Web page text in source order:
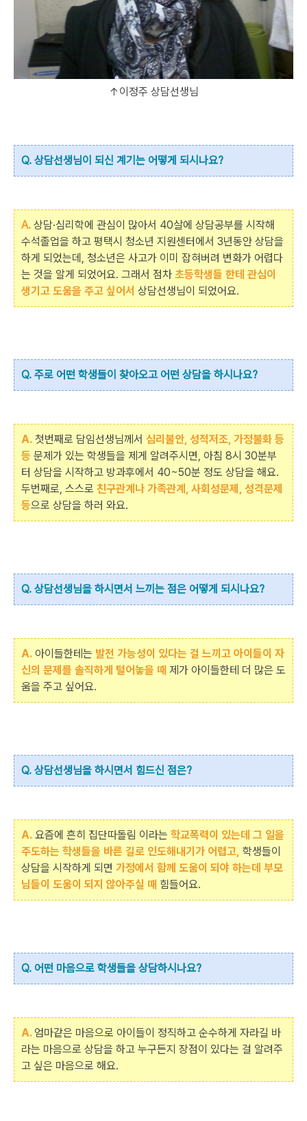
↑이정주 상담선생님
Q. 상담선생님이 되신 계기는 어떻게 되시나요?
A. 상담·심리학에 관심이 많아서 40살에 상담공부를 시작해
수석졸업을 하고 평택시 청소년 지원센터에서 3년동안 상담을
하게 되었는데, 청소년은 사고가 이미 잡혀버려 변화가 어렵다
는 것을 알게 되었어요. 그래서 점차 초등학생들 한테 관심이
생기고 도움을 주고 싶어서 상담선생님이 되었어요.
Q. 주로 어떤 학생들이 찾아오고 어떤 상담을 하시나요?
A. 첫번째로 담임선생님께서 심리불안, 성적저조, 가정불화 등
등 문제가 있는 학생들을 제게 알려주시면, 아침 8시 30분부
터 상담을 시작하고 방과후에서 40~50분 정도 상담을 해요.
두번째로, 스스로 친구관계나 가족관계, 사회성문제, 성격문제
등으로 상담을 하러 와요.
Q. 상담선생님을 하시면서 느끼는 점은 어떻게 되시나요?
A. 아이들한테는 발전 가능성이 있다는 걸 느끼고 아이들이 자
신의 문제를 솔직하게 털어놓을 때 제가 아이들한테 더 많은 도
움을 주고 싶어요.
Q. 상담선생님을 하시면서 힘드신 점은?
A. 요즘에 흔히 집단따돌림 이라는 학교폭력이 있는데 그 일을
주도하는 학생들을 바른 길로 인도해내기가 어렵고, 학생들이
상담을 시작하게 되면 가정에서 함께 도움이 되야 하는데 부모
님들이 도움이 되지 않아주실 때 힘들어요.
Q. 어떤 마음으로 학생들을 상담하시나요?
A. 엄마같은 마음으로 아이들이 정직하고 순수하게 자라길 바
라는 마음으로 상담을 하고 누구든지 장점이 있다는 걸 알려주
고 싶은 마음으로 해요.